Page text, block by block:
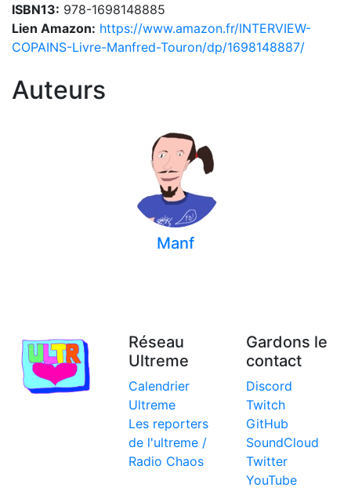
ISBN13: 978-1698148885
Lien Amazon: https://www.amazon.fr/INTERVIEW-
COPAINS-Livre-Manfred-Touron/dp/1698148887/
Auteurs
Manf
Réseau
Ultreme
Calendrier
Ultreme
Les reporters
de l'ultreme /
Radio Chaos
Gardons le
contact
Discord
Twitch
GitHub
SoundCloud
Twitter
YouTube